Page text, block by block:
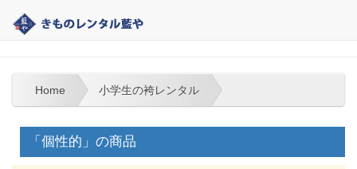
大分 | きものレンタル藍や | 小学生の袴レンタル
Home 小学生の袴レンタル
「個性的」の商品